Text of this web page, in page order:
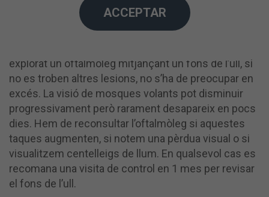
El despreniment del vitri és la separació d’un gel
intraocular que, en quedar lliure, se’ns fa visible en
explorat un oftalmòleg mitjançant un fons de l’ull, si
no es troben altres lesions, no s’ha de preocupar en
excés. La visió de mosques volants pot disminuir
progressivament però rarament desapareix en pocs
dies. Hem de reconsultar l’oftalmòleg si aquestes
taques augmenten, si notem una pèrdua visual o si
visualitzem centelleigs de llum. En qualsevol cas es
recomana una visita de control en 1 mes per revisar
el fons de l’ull.
ACCEPTAR